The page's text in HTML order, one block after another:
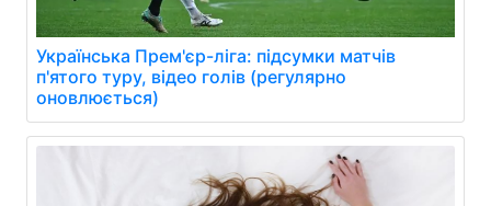
Українська Прем'єр-ліга: підсумки матчів
п'ятого туру, відео голів (регулярно
оновлюється)